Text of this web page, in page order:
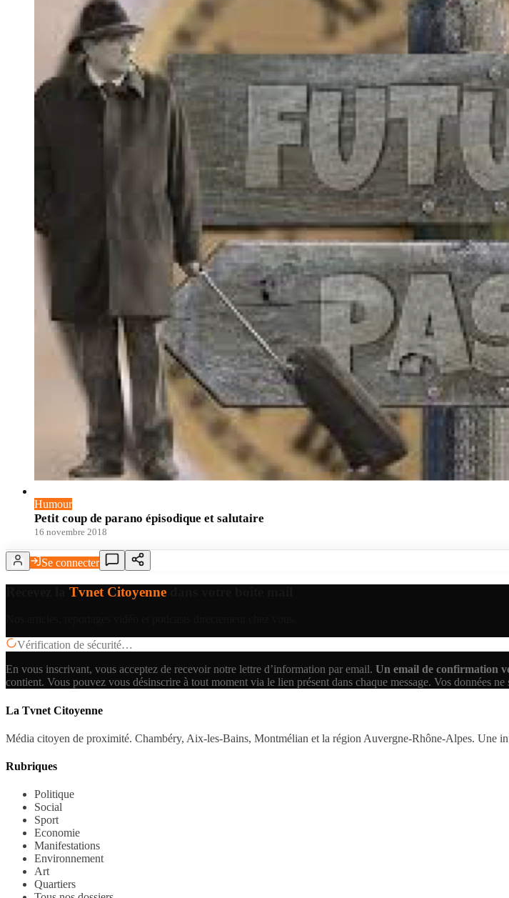
Humour
Petit coup de parano épisodique et salutaire
16 novembre 2018
Se connecter
Tvnet Citoyenne
Vérification de sécurité…
En vous inscrivant, vous acceptez de recevoir notre lettre d’information par email. Un email de confirmation
contient. Vous pouvez vous désinscrire à tout moment via le lien présent dans chaque message. Vos données
La Tvnet Citoyenne
Média citoyen de proximité. Chambéry, Aix-les-Bains, Montmélian et la région Auvergne-Rhône-Alpes. Une
Rubriques
Politique
Social
Sport
Economie
Manifestations
Environnement
Art
Quartiers